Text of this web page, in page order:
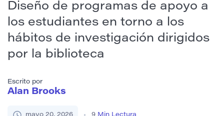
Diseño de programas de apoyo a
los estudiantes en torno a los
hábitos de investigación dirigidos
por la biblioteca
Escrito por
Alan Brooks